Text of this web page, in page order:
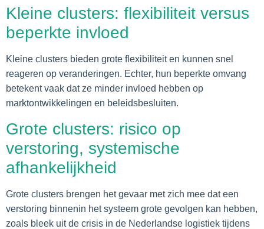
Kleine clusters: flexibiliteit versus
beperkte invloed
Kleine clusters bieden grote flexibiliteit en kunnen snel
reageren op veranderingen. Echter, hun beperkte omvang
betekent vaak dat ze minder invloed hebben op
marktontwikkelingen en beleidsbesluiten.
Grote clusters: risico op
verstoring, systemische
afhankelijkheid
Grote clusters brengen het gevaar met zich mee dat een
verstoring binnenin het systeem grote gevolgen kan hebben,
zoals bleek uit de crisis in de Nederlandse logistiek tijdens